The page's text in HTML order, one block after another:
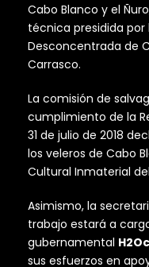
Cabo Blanco y el
técnica presidida
Desconcentrada de
Carrasco.
La comisión de
cumplimiento de la
31 de julio de 2018
los veleros de Cabo
Cultural Inmaterial
Asimismo, la
trabajo estará a
gubernamental
sus esfuerzos en